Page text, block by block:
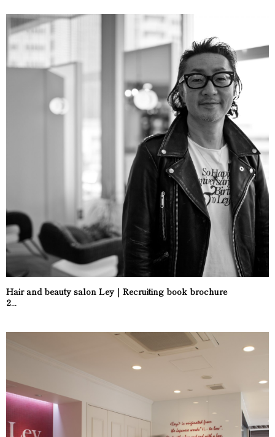
Hair and beauty salon Ley｜Recruiting book brochure
2...